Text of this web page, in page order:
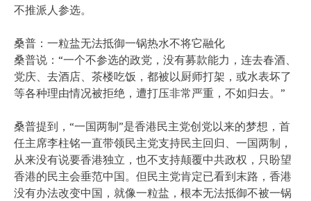
不推派人参选。
桑普：一粒盐无法抵御一锅热水不将它融化
桑普说：“一个不参选的政党，没有募款能力，连去春酒、
党庆、去酒店、茶楼吃饭，都被以厨师打架，或水表坏了
等各种理由情况被拒绝，遭打压非常严重，不如归去。”
桑普提到，“一国两制”是香港民主党创党以来的梦想，首
任主席李柱铭一直带领民主党支持民主回归、一国两制，
从来没有说要香港独立，也不支持颠覆中共政权，只盼望
香港的民主会垂范中国。但民主党肯定已看到末路，香港
没有办法改变中国，就像一粒盐，根本无法抵御不被一锅